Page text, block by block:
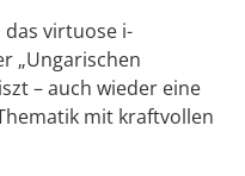
virtuose i-
„Ungarischen
– auch wieder eine
mit kraftvollen